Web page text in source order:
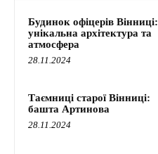
Будинок офіцерів Вінниці:
унікальна архітектура та
атмосфера
28.11.2024
Таємниці старої Вінниці:
башта Артинова
28.11.2024